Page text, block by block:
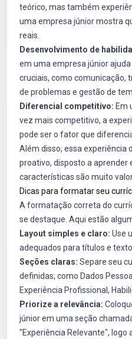
teórico, mas também
uma empresa júnior mostra
reais.
Desenvolvimento de
em uma empresa júnior
cruciais, como comunicação,
de problemas e gestão de
Diferencial competitivo: Em
vez mais competitivo, a
pode ser o fator que
Além disso, essa experiência
proativo, disposto a aprender
características são muito
Dicas para formatar seu
A formatação correta do
se destaque. Aqui estão
Layout simples e claro: Use
adequados para títulos e
Seções claras: Separe seu
definidas, como Dados
Experiência Profissional,
Priorize a relevância:
júnior em uma seção
"Experiência Relevante", logo